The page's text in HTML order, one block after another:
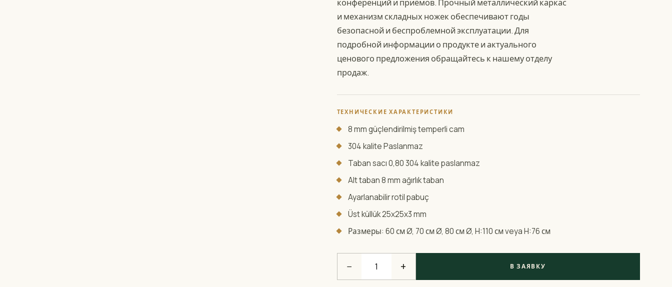
конференций и приёмов. Прочный металлический каркас
и механизм складных ножек обеспечивают годы
безопасной и беспроблемной эксплуатации. Для
подробной информации о продукте и актуального
ценового предложения обращайтесь к нашему отделу
продаж.
ТЕХНИЧЕСКИЕ ХАРАКТЕРИСТИКИ
8 mm güçlendirilmiş temperli cam
304 kalite Paslanmaz
Taban sacı 0,80 304 kalite paslanmaz
Alt taban 8 mm ağırlık taban
Ayarlanabilir rotil pabuç
Üst küllük 25x25x3 mm
Размеры: 60 см Ø, 70 см Ø, 80 см Ø, H:110 см veya H:76 см
− + В ЗАЯВКУ